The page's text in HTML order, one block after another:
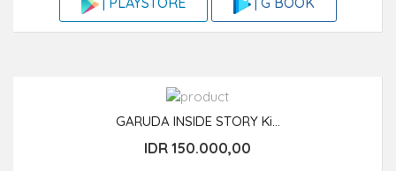
GARUDA INSIDE STORY Ki...
IDR 150.000,00